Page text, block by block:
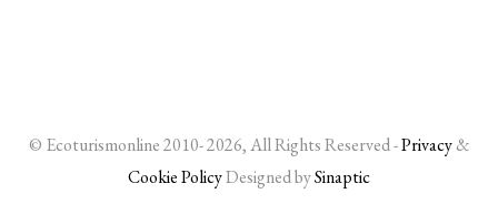
© Ecoturismonline 2010- 2026, All Rights Reserved -Privacy&
Cookie PolicyDesigned bySinaptic